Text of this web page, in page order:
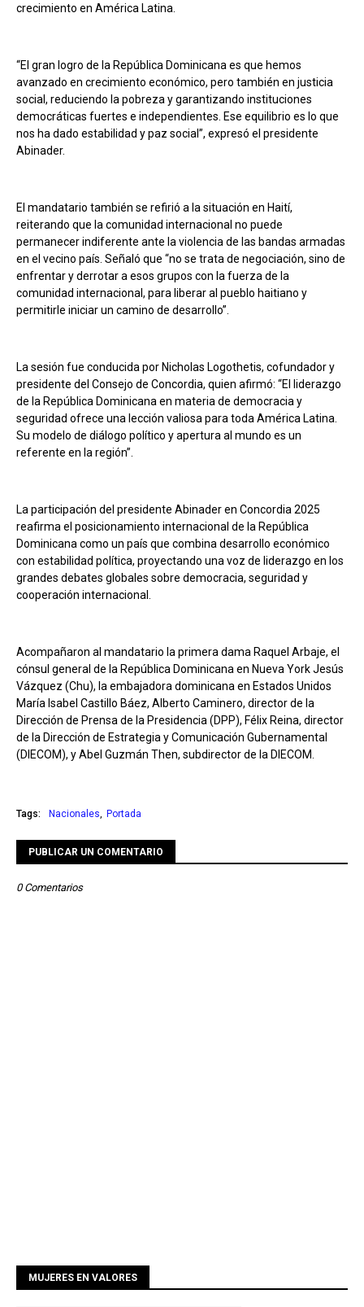
crecimiento en América Latina.
“El gran logro de la República Dominicana es que hemos
avanzado en crecimiento económico, pero también en justicia
social, reduciendo la pobreza y garantizando instituciones
democráticas fuertes e independientes. Ese equilibrio es lo que
nos ha dado estabilidad y paz social”, expresó el presidente
Abinader.
El mandatario también se refirió a la situación en Haití,
reiterando que la comunidad internacional no puede
permanecer indiferente ante la violencia de las bandas armadas
en el vecino país. Señaló que “no se trata de negociación, sino de
enfrentar y derrotar a esos grupos con la fuerza de la
comunidad internacional, para liberar al pueblo haitiano y
permitirle iniciar un camino de desarrollo”.
La sesión fue conducida por Nicholas Logothetis, cofundador y
presidente del Consejo de Concordia, quien afirmó: “El liderazgo
de la República Dominicana en materia de democracia y
seguridad ofrece una lección valiosa para toda América Latina.
Su modelo de diálogo político y apertura al mundo es un
referente en la región”.
La participación del presidente Abinader en Concordia 2025
reafirma el posicionamiento internacional de la República
Dominicana como un país que combina desarrollo económico
con estabilidad política, proyectando una voz de liderazgo en los
grandes debates globales sobre democracia, seguridad y
cooperación internacional.
Acompañaron al mandatario la primera dama Raquel Arbaje, el
cónsul general de la República Dominicana en Nueva York Jesús
Vázquez (Chu), la embajadora dominicana en Estados Unidos
María Isabel Castillo Báez, Alberto Caminero, director de la
Dirección de Prensa de la Presidencia (DPP), Félix Reina, director
de la Dirección de Estrategia y Comunicación Gubernamental
(DIECOM), y Abel Guzmán Then, subdirector de la DIECOM.
Tags: Nacionales Portada
PUBLICAR UN COMENTARIO
0 Comentarios
MUJERES EN VALORES